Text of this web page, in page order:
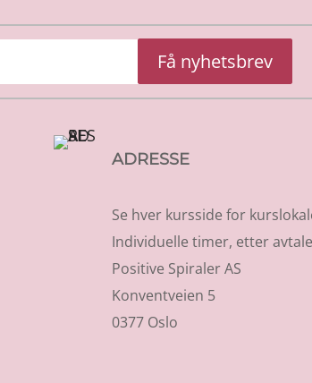
Få nyhetsbrev
ADRESSE
Se hver kursside for
Individuelle timer, etter
Positive Spiraler AS
Konventveien 5
0377 Oslo